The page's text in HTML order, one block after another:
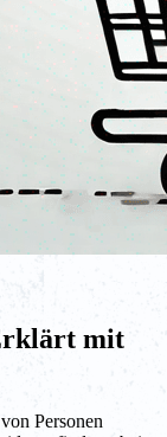
mit
Personen